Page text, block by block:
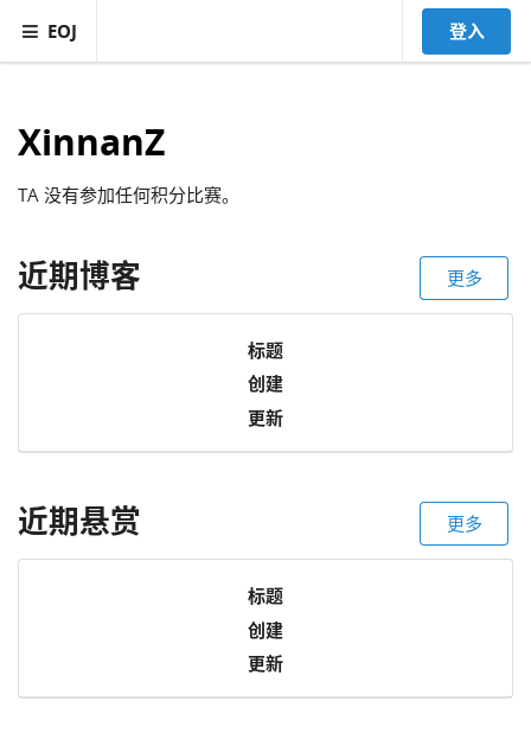
EOJ 登入
XinnanZ
TA 没有参加任何积分比赛。
近期博客 更多
标题
创建
更新
近期悬赏 更多
标题
创建
更新